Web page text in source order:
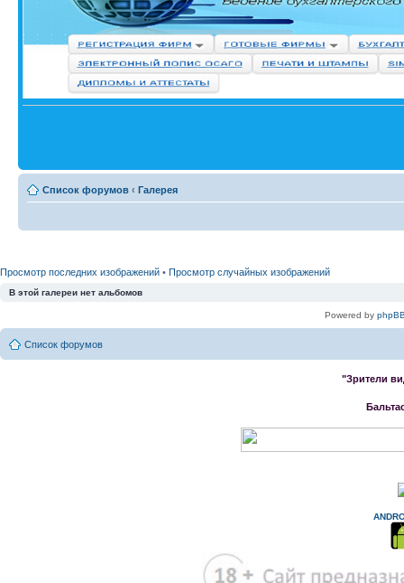
Список форумов ‹ Галерея
Просмотр последних изображений • Просмотр случайных изображений
В этой галереи нет альбомов
Powered by
Список форумов
"Зрители